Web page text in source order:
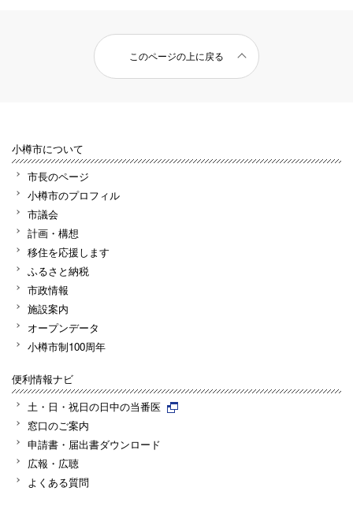
このページの上に戻る
小樽市について
市長のページ
小樽市のプロフィル
市議会
計画・構想
移住を応援します
ふるさと納税
市政情報
施設案内
オープンデータ
小樽市制100周年
便利情報ナビ
土・日・祝日の日中の当番医
窓口のご案内
申請書・届出書ダウンロード
広報・広聴
よくある質問